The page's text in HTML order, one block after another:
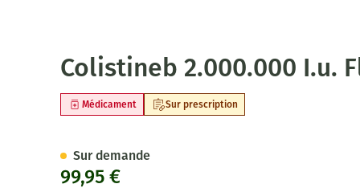
Pr Inhal 10
Colistineb 2.000.000 I.u.
Sur prescription
Médicament
99,95 €
Sur demande